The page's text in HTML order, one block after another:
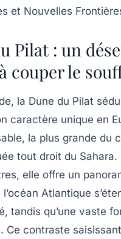
et Nouvelles
Pilat : un
couper le
la Dune du Pilat
caractère unique en
la plus grande du
tout droit du Sahara.
elle offre un
Atlantique
tandis qu’une vaste
Ce contraste